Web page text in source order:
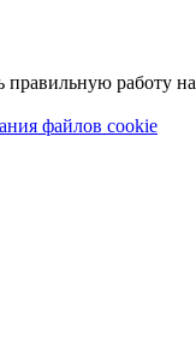
работу
файлов cookie